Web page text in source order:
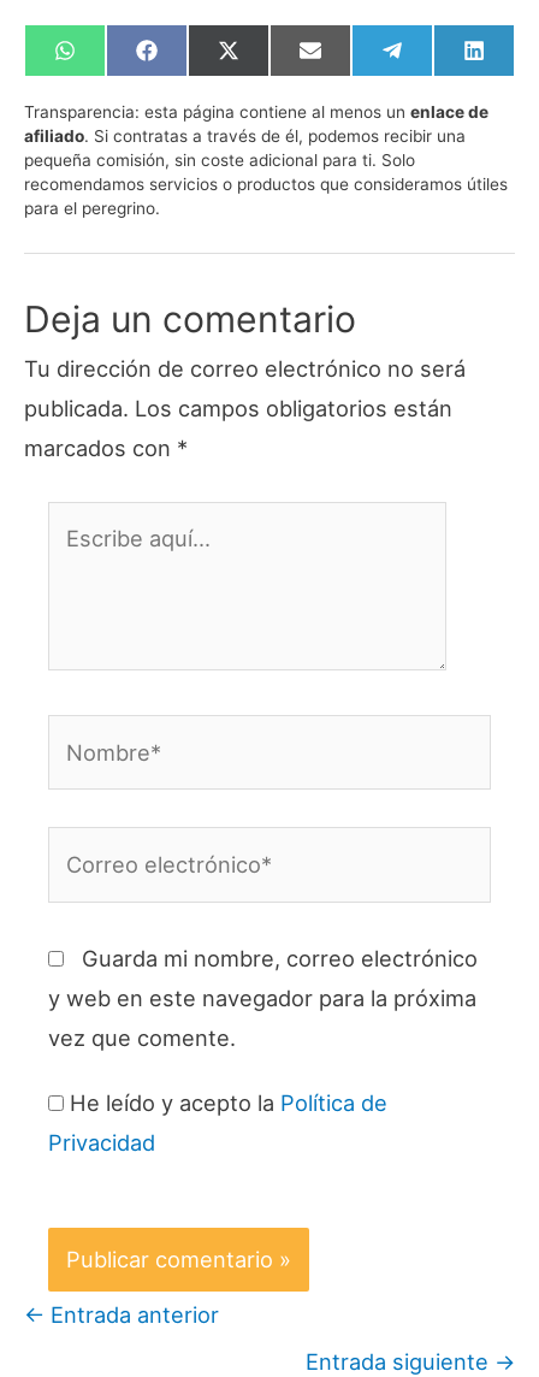
Compartir
en
WhatsApp
Compartir
en
Facebook
Compartir
en
X
(Twitter)
Compartir
en
Email
Compartir
en
Telegram
en
Transparencia: esta página contiene al menos un enlace de
afiliado. Si contratas a través de él, podemos recibir una
pequeña comisión, sin coste adicional para ti. Solo
recomendamos servicios o productos que consideramos útiles
para el peregrino.
Deja un comentario
Tu dirección de correo electrónico no será
publicada. Los campos obligatorios están
marcados con *
Guarda mi nombre, correo electrónico
y web en este navegador para la próxima
vez que comente.
He leído y acepto la Política de
Privacidad
← Entrada anterior
Entrada siguiente →